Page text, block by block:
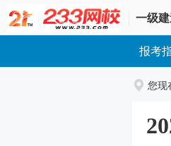
一级
报考
您现